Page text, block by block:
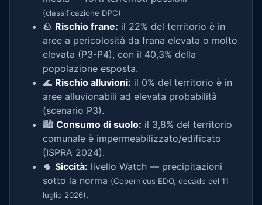
(classificazione DPC)
🪨 Rischio frane: il 22% del territorio è in
aree a pericolosità da frana elevata o molto
elevata (P3-P4), con il 40,3% della
popolazione esposta.
🌊 Rischio alluvioni: il 0% del territorio è in
aree alluvionabili ad elevata probabilità
(scenario P3).
🏙️ Consumo di suolo: il 3,8% del territorio
comunale è impermeabilizzato/edificato
(ISPRA 2024).
🌵 Siccità: livello Watch — precipitazioni
sotto la norma (Copernicus EDO, decade del 11
luglio 2026).